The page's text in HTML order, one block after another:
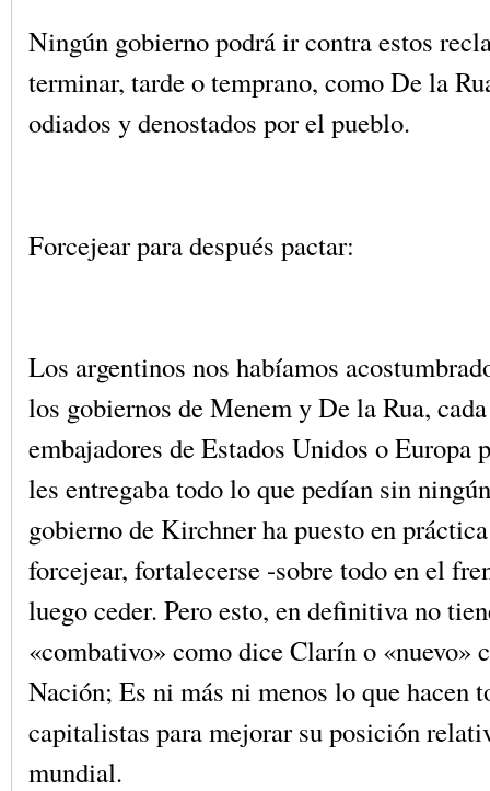
Ningún gobierno podrá ir contra estos
terminar, tarde o temprano, como De la
odiados y denostados por el pueblo.
Forcejear para después pactar:
Los argentinos nos habíamos
los gobiernos de Menem y De la Rua,
embajadores de Estados Unidos o Europa
les entregaba todo lo que pedían sin
gobierno de Kirchner ha puesto en
forcejear, fortalecerse -sobre todo en el
luego ceder. Pero esto, en definitiva no
«combativo» como dice Clarín o «nuevo»
Nación; Es ni más ni menos lo que hacen
capitalistas para mejorar su posición
mundial.